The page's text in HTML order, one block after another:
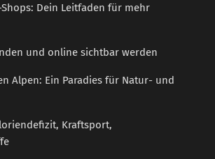
Shops: Dein Leitfaden für mehr
und online sichtbar werden
Alpen: Ein Paradies für Natur- und
Kraftsport,